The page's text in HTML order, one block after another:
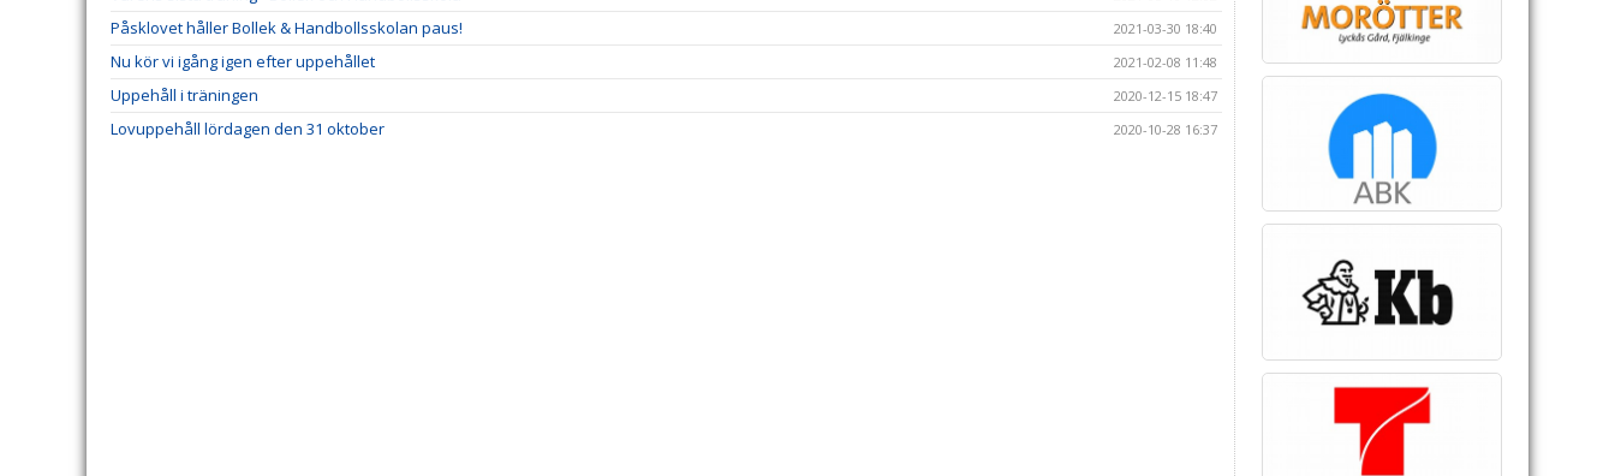
Påsklovet håller Bollek & Handbollsskolan paus! 2021-03-30 18:40
Nu kör vi igång igen efter uppehållet 2021-02-08 11:48
Uppehåll i träningen 2020-12-15 18:47
Lovuppehåll lördagen den 31 oktober 2020-10-28 16:37